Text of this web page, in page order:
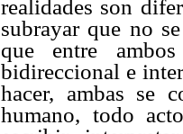
realidades son
subrayar que no
que entre
bidireccional e
hacer, ambas se
humano, todo